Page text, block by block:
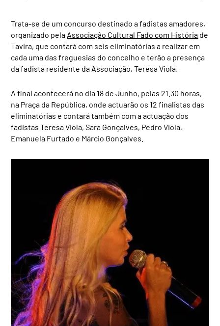
Trata-se de um concurso destinado a fadistas amadores,
organizado pela Associação Cultural Fado com História de
Tavira, que contará com seis eliminatórias a realizar em
cada uma das freguesias do concelho e terão a presença
da fadista residente da Associação, Teresa Viola.
A final acontecerá no dia 18 de Junho, pelas 21.30 horas,
na Praça da República, onde actuarão os 12 finalistas das
eliminatórias e contará também com a actuação dos
fadistas Teresa Viola, Sara Gonçalves, Pedro Viola,
Emanuela Furtado e Márcio Gonçalves.